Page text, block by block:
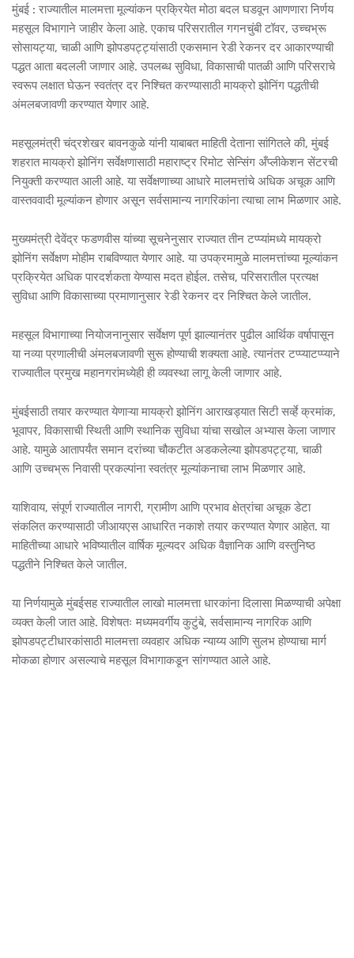
मुंबई : राज्यातील मालमत्ता मूल्यांकन प्रक्रियेत मोठा बदल घडवून आणणारा निर्णय
महसूल विभागाने जाहीर केला आहे. एकाच परिसरातील गगनचुंबी टॉवर, उच्चभ्रू
सोसायट्या, चाळी आणि झोपडपट्ट्यांसाठी एकसमान रेडी रेकनर दर आकारण्याची
पद्धत आता बदलली जाणार आहे. उपलब्ध सुविधा, विकासाची पातळी आणि परिसराचे
स्वरूप लक्षात घेऊन स्वतंत्र दर निश्चित करण्यासाठी मायक्रो झोनिंग पद्धतीची
अंमलबजावणी करण्यात येणार आहे.
महसूलमंत्री चंद्रशेखर बावनकुळे यांनी याबाबत माहिती देताना सांगितले की, मुंबई
शहरात मायक्रो झोनिंग सर्वेक्षणासाठी महाराष्ट्र रिमोट सेन्सिंग अँप्लीकेशन सेंटरची
नियुक्ती करण्यात आली आहे. या सर्वेक्षणाच्या आधारे मालमत्तांचे अधिक अचूक आणि
वास्तववादी मूल्यांकन होणार असून सर्वसामान्य नागरिकांना त्याचा लाभ मिळणार आहे.
मुख्यमंत्री देवेंद्र फडणवीस यांच्या सूचनेनुसार राज्यात तीन टप्प्यांमध्ये मायक्रो
झोनिंग सर्वेक्षण मोहीम राबविण्यात येणार आहे. या उपक्रमामुळे मालमत्तांच्या मूल्यांकन
प्रक्रियेत अधिक पारदर्शकता येण्यास मदत होईल. तसेच, परिसरातील प्रत्यक्ष
सुविधा आणि विकासाच्या प्रमाणानुसार रेडी रेकनर दर निश्चित केले जातील.
महसूल विभागाच्या नियोजनानुसार सर्वेक्षण पूर्ण झाल्यानंतर पुढील आर्थिक वर्षापासून
या नव्या प्रणालीची अंमलबजावणी सुरू होण्याची शक्यता आहे. त्यानंतर टप्प्याटप्प्याने
राज्यातील प्रमुख महानगरांमध्येही ही व्यवस्था लागू केली जाणार आहे.
मुंबईसाठी तयार करण्यात येणाऱ्या मायक्रो झोनिंग आराखड्यात सिटी सर्व्हे क्रमांक,
भूवापर, विकासाची स्थिती आणि स्थानिक सुविधा यांचा सखोल अभ्यास केला जाणार
आहे. यामुळे आतापर्यंत समान दरांच्या चौकटीत अडकलेल्या झोपडपट्ट्या, चाळी
आणि उच्चभ्रू निवासी प्रकल्पांना स्वतंत्र मूल्यांकनाचा लाभ मिळणार आहे.
याशिवाय, संपूर्ण राज्यातील नागरी, ग्रामीण आणि प्रभाव क्षेत्रांचा अचूक डेटा
संकलित करण्यासाठी जीआयएस आधारित नकाशे तयार करण्यात येणार आहेत. या
माहितीच्या आधारे भविष्यातील वार्षिक मूल्यदर अधिक वैज्ञानिक आणि वस्तुनिष्ठ
पद्धतीने निश्चित केले जातील.
या निर्णयामुळे मुंबईसह राज्यातील लाखो मालमत्ता धारकांना दिलासा मिळण्याची अपेक्षा
व्यक्त केली जात आहे. विशेषतः मध्यमवर्गीय कुटुंबे, सर्वसामान्य नागरिक आणि
झोपडपट्टीधारकांसाठी मालमत्ता व्यवहार अधिक न्याय्य आणि सुलभ होण्याचा मार्ग
मोकळा होणार असल्याचे महसूल विभागाकडून सांगण्यात आले आहे.